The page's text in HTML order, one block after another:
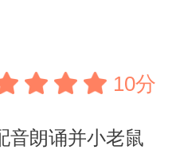
10分
音朗诵并小老鼠